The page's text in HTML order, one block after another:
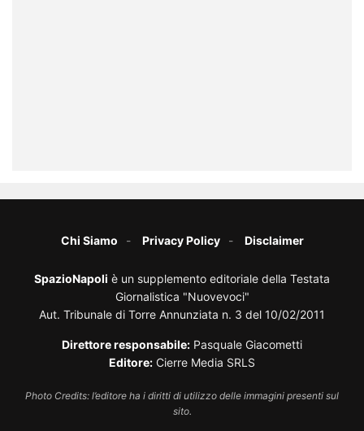
Chi Siamo Privacy Policy Disclaimer
SpazioNapoli è un supplemento editoriale della Testata
Giornalistica "Nuovevoci"
Aut. Tribunale di Torre Annunziata n. 3 del 10/02/2011
Direttore responsabile: Pasquale Giacometti
Editore: Cierre Media SRLS
Photo Credits: l’editore ha i diritti di utilizzo delle immagini presenti sul
sito.